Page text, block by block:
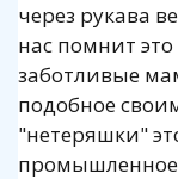
через рукава
нас помнит
заботливые
подобное
"нетеряшки"
промышленное